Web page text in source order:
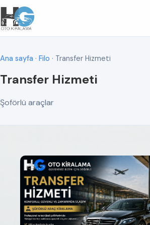
Ana sayfa · Filo · Transfer Hizmeti
Transfer Hizmeti
Şoförlü araçlar